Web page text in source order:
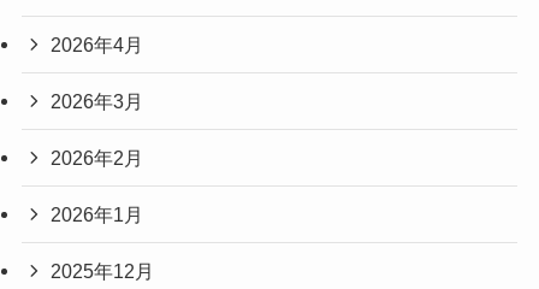
2026年4月
2026年3月
2026年2月
2026年1月
2025年12月